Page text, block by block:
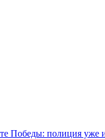
Победы: полиция уже